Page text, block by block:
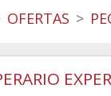
OFERTAS